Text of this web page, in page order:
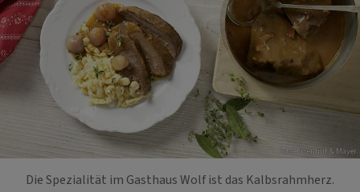
Foto: Eisenhut & Mayer
Die Spezialität im Gasthaus Wolf ist das Kalbsrahmherz.